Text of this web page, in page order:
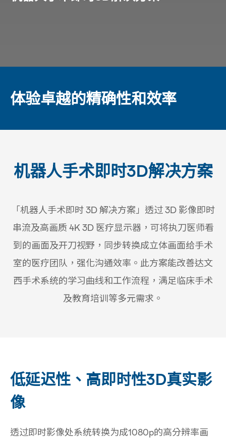
体验卓越的精确性和效率
机器人手术即时3D解决方案
「机器人手术即时 3D 解决方案」透过 3D 影像即时
串流及高画质 4K 3D 医疗显示器，可将执刀医师看
到的画面及开刀视野，同步转换成立体画面给手术
室的医疗团队，强化沟通效率。此方案能改善达文
西手术系统的学习曲线和工作流程，满足临床手术
及教育培训等多元需求。
低延迟性、高即时性3D真实影
像
透过即时影像处系统转换为成1080p的高分辨率画